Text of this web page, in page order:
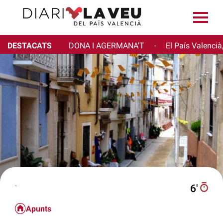
DESTACATS DONA I AGERMANA'T · El País
- 6′
Apunts